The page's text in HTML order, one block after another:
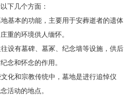
下几个方面：
基本的功能，主要用于安葬逝者的遗体
重的环境供人缅怀。
设有墓碑、墓冢、纪念墙等设施，供后
念和怀念的作用。
化和宗教传统中，墓地是进行追悼仪
活动的地点。